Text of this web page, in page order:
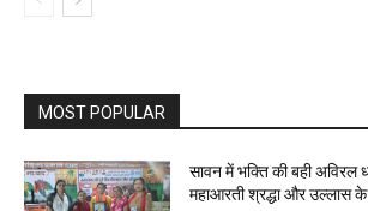
MOST POPULAR
सावन में भक्ति की बही अविरल
महाआरती श्रद्धा और उल्लास